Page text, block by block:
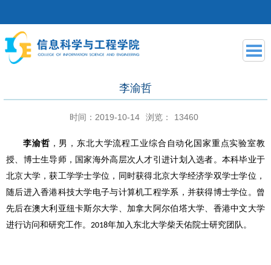
李渝哲
时间：2019-10-14 浏览： 13460
李渝哲 ，男，东北大学流程工业综合自动化国家重点实验室教
授、博士生导师，国家海外高层次人才引进计划 入选者 。本科毕业于
北京大学，获工学学士学位，同时获得北京大学经济学双学士学位，
随后进入香港科技大学电子与计算机工程学系，并获得博士学位。曾
先后在澳大利亚纽卡斯尔大学、加拿大阿尔伯塔大学、香港中文大学
进行访问和研究工作。 2018年加入东北大学柴天佑院士研究团队。